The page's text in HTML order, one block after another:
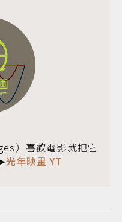
）喜歡電影就把它
光年映畫 YT